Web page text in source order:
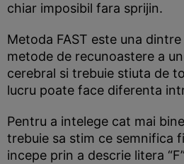
chiar imposibil fara sprijin.
Metoda FAST este una
metode de recunoastere a
cerebral si trebuie stiuta de
lucru poate face diferenta
Pentru a intelege cat mai
trebuie sa stim ce semnifica
incepe prin a descrie litera